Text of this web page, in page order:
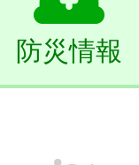
防災情報